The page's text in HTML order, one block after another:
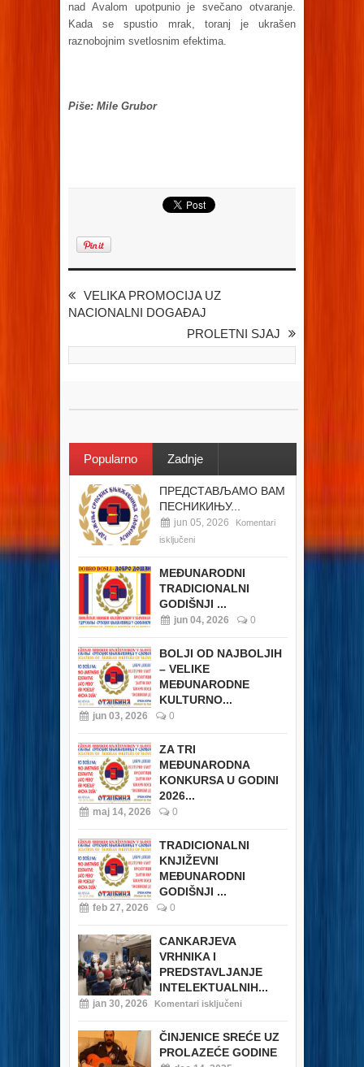
nad Avalom upotpunio je svečano otvaranje.
Kada se spustio mrak, toranj je ukrašen
raznobojnim svetlosnim efektima.
Piše: Mile Grubor
VELIKA PROMOCIJA UZ
NACIONALNI DOGAĐAJ
PROLETNI SJAJ
Popularno Zadnje
ПРЕДСТАВЉАМО ВАМ
ПЕСНИКИЊУ...
jun 05, 2026
Komentari
isključeni
MEĐUNARODNI
TRADICIONALNI
GODIŠNJI ...
jun 04, 2026 0
BOLJI OD NAJBOLJIH
– VELIKE
MEĐUNARODNE
KULTURNO...
jun 03, 2026 0
ZA TRI
MEĐUNARODNA
KONKURSA U GODINI
2026...
maj 14, 2026 0
TRADICIONALNI
KNJIŽEVNI
MEĐUNARODNI
GODIŠNJI ...
feb 27, 2026 0
CANKARJEVA
VRHNIKA I
PREDSTAVLJANJE
INTELEKTUALNIH...
jan 30, 2026 Komentari isključeni
ČINJENICE SREĆE UZ
PROLAZEĆE GODINE